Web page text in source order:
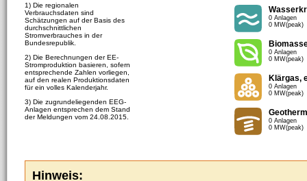
1) Die regionalen
Verbrauchsdaten sind
Schätzungen auf der Basis des
durchschnittlichen
Stromverbrauches in der
Bundesrepublik.
2) Die Berechnungen der EE-
Stromproduktion basieren, sofern
entsprechende Zahlen vorliegen,
auf den realen Produktionsdaten
für ein volles Kalenderjahr.
3) Die zugrundeliegenden EEG-
Anlagen entsprechen dem Stand
der Meldungen vom 24.08.2015.
0 Anlagen
0 MW(peak)
0 Anlagen
0 MW(peak)
Klärgas,
0 Anlagen
0 MW(peak)
0 Anlagen
0 MW(peak)
Hinweis: